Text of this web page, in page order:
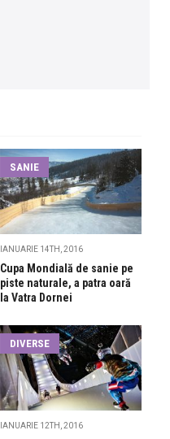
SANIE
IANUARIE 14TH, 2016
Cupa Mondială de sanie pe
piste naturale, a patra oară
la Vatra Dornei
DIVERSE
IANUARIE 12TH, 2016